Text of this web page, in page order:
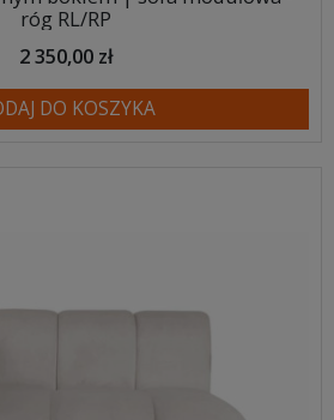
róg RL/RP
2 350,00 zł
DO KOSZYKA